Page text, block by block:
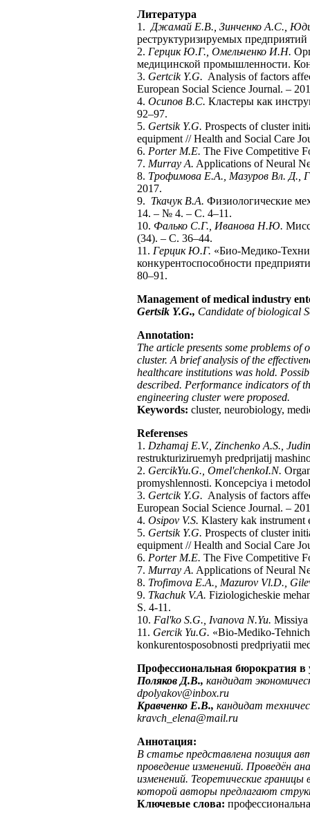
Литература
1.Джамай Е.В., Зинченко А.С.,
реструктуризируемых
2. Герцик Ю.Г., Омельченко И.Н.
медицинской промышленности.
3. Gertcik Y.G. Analysis of factors
European Social Science Journal. –
4. Осипов В.С. Кластеры как
92–97.
5. Gertsik Y.G. Рrospects of cluster
equipment // Health and Social Care
6. Porter M.E. The Five Competitive
7. Murray A. Applications of Neural
8. Трофимова Е.А., Мазуров Вл. Д.,
2017.
9. Ткачук В.А. Физиологические
14. – № 4. – С. 4–11.
10. Фалько С.Г., Иванова Н.Ю.
(34). – С. 36–44.
11. Герцик Ю.Г. «Био-Медико-
конкурентоспособности
80–91.
Management of medical industry
Gertsik Y.G., Candidate of biological
Annotation:
The article presents some problems
cluster. A brief analysis of the
healthcare institutions was hold.
described. Performance indicators of
engineering cluster were proposed.
Keywords: cluster, neurobiology,
Referenses
1. Dzhamaj E.V., Zinchenko A.S.,
restrukturiziruemyh predprijatij
2. GercikYu.G., Omel'chenkoI.N.
promyshlennosti. Koncepciya i
3. Gertcik Y.G. Analysis of factors
European Social Science Journal. –
4. Osipov V.S. Klastery kak
5. Gertsik Y.G. Рrospects of cluster
equipment // Health and Social Care
6. Porter M.E. The Five Competitive
7. Murray A. Applications of Neural
8. Trofimova E.A., Mazurov Vl.D.,
9. Tkachuk V.A. Fiziologicheskie
S. 4-11.
10. Fal'ko S.G., Ivanova N.Yu.
11. Gercik Yu.G. «Bio-Mediko-
konkurentosposobnosti predpriyatii
Профессиональная бюрократия в
Поляков Д.В., кандидат
dpolyakov@inbox.ru
Кравченко Е.В., кандидат
kravch elena@mail.ru
Аннотация:
В статье представлена позиция
проведение изменений. Проведён
изменений. Теоретические
которой авторы предлагают
Ключевые слова: